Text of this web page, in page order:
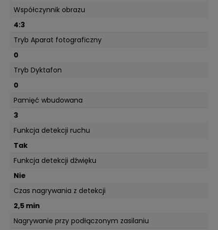
Współczynnik obrazu
4:3
Tryb Aparat fotograficzny
0
Tryb Dyktafon
0
Pamięć wbudowana
3
Funkcja detekcji ruchu
Tak
Funkcja detekcji dźwięku
Nie
Czas nagrywania z detekcji
2,5 min
Nagrywanie przy podłączonym zasilaniu